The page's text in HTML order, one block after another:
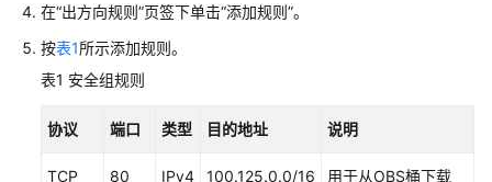
品
术
语
任
在“出方向规则”页签下单击“添加规则”。
按表1所示添加规则。
表1 安全组规则
协议 端口 类型 目的地址 说明
TCP 80 IPv4 100.125.0.0/16
用于从OBS桶下载